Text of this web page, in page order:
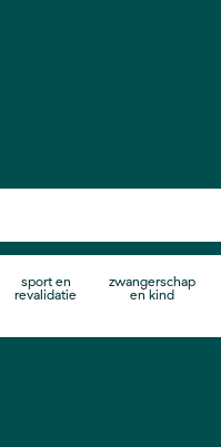
sport en
revalidatie
zwangerschap
en kind